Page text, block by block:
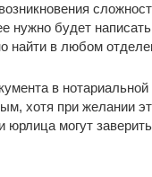
нужно будет
найти в любом
в нотариальной
хотя при желании
могут